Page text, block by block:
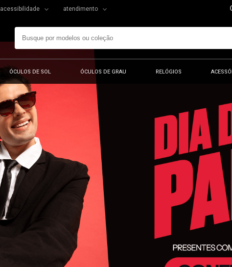
acessibilidade atendimento
ÓCULOS DE SOL ÓCULOS DE GRAU RELÓGIOS